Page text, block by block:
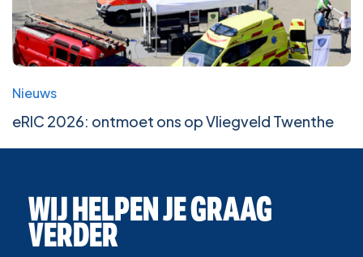
Nieuws
eRIC 2026: ontmoet ons op Vliegveld Twenthe
WIJ HELPEN JE GRAAG
VERDER